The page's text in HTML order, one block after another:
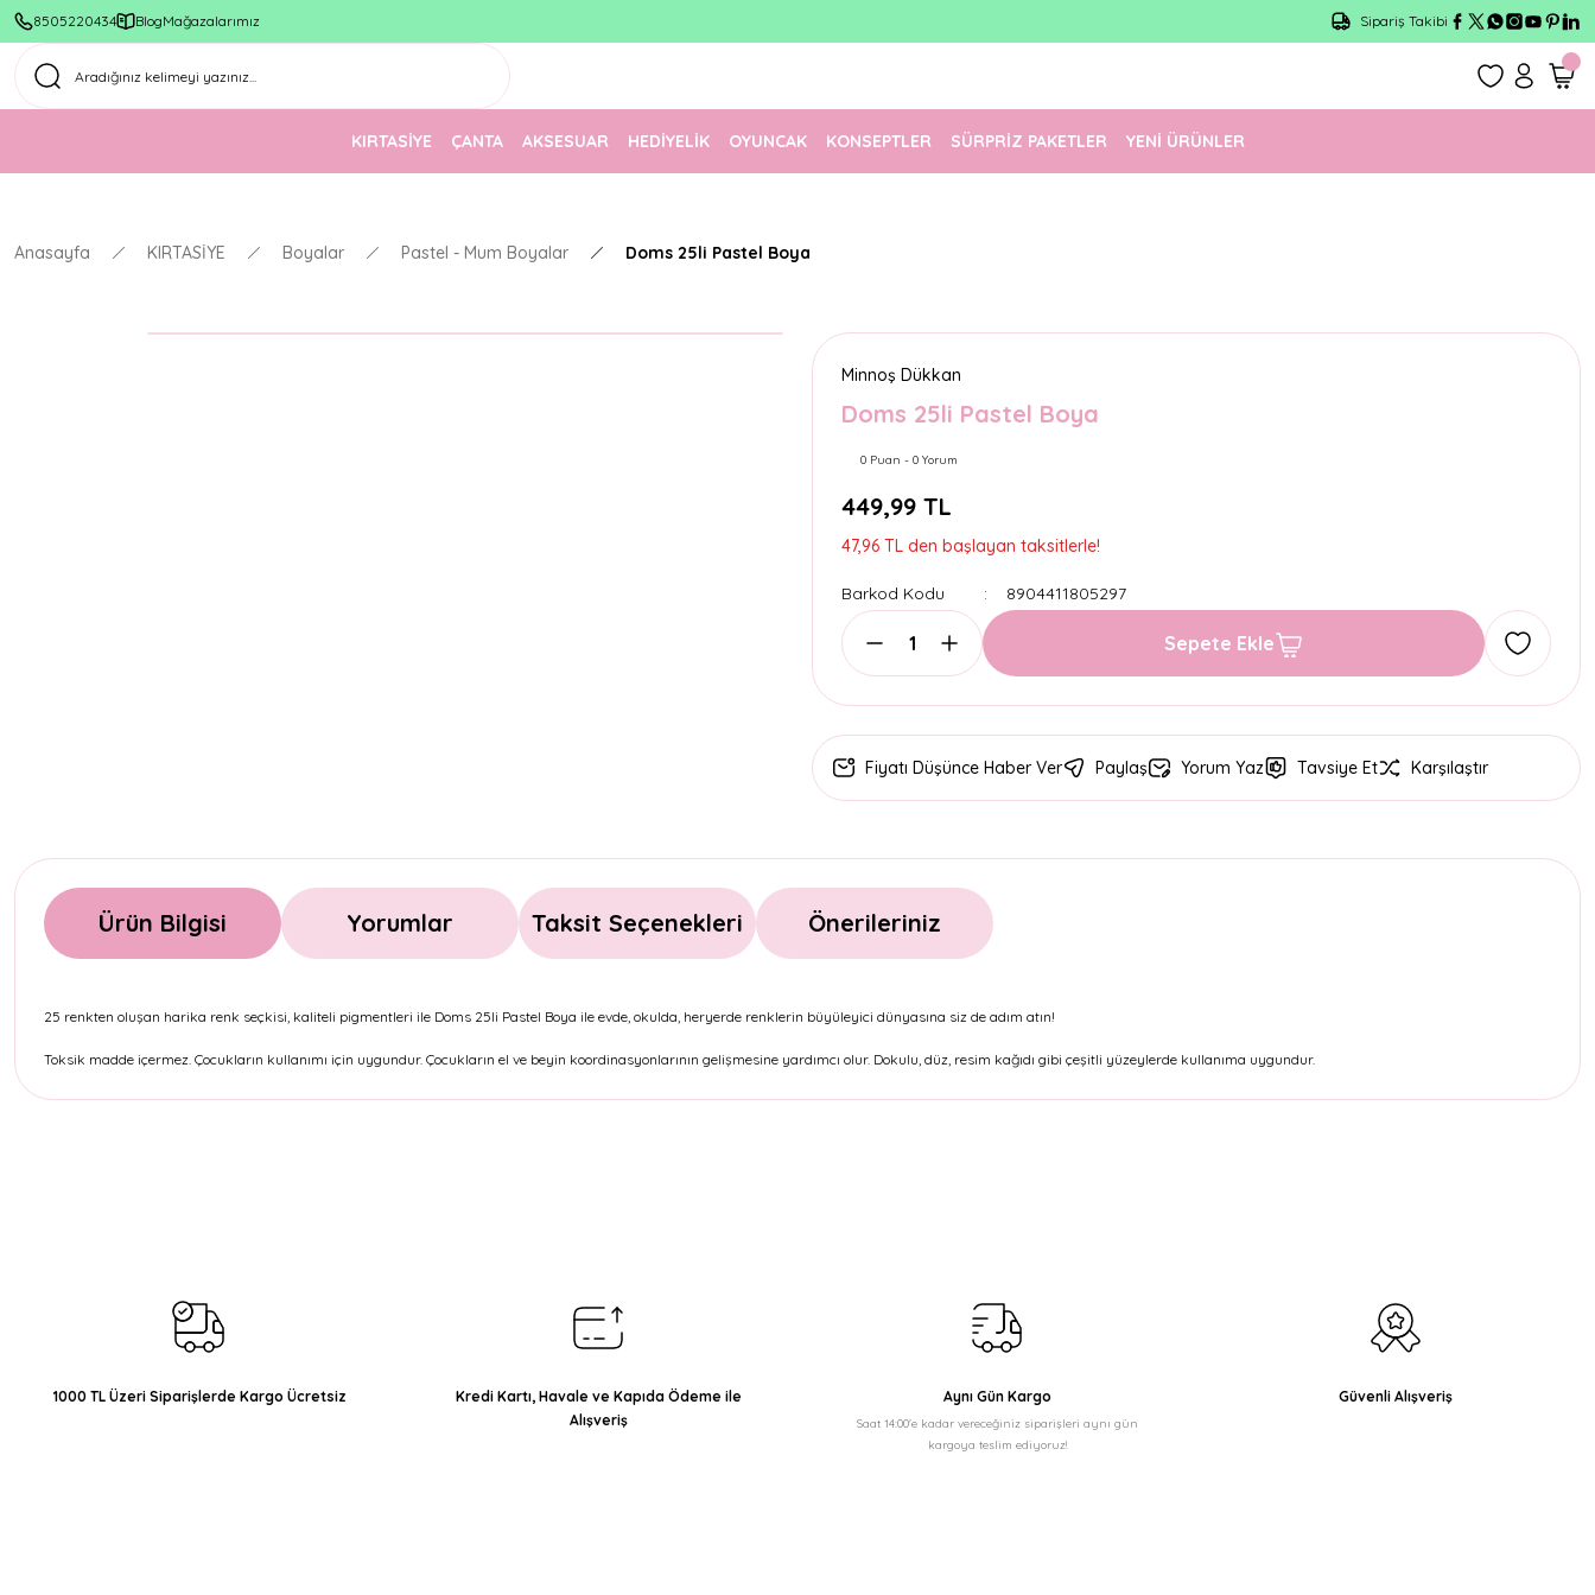
8505220434 BlogMağazalarımız
1500 TL Üzeri Ücretsiz Kargo
Sipariş Takibi
KIRTASİYE ÇANTA AKSESUAR HEDİYELİK OYUNCAK KONSEPTLER SÜRPRİZ PAKETLER YENİ ÜRÜNLER
Anasayfa KIRTASİYE Boyalar Pastel - Mum Boyalar Doms 25li Pastel Boya
Minnoş Dükkan
Doms 25li Pastel Boya
0 Puan - 0 Yorum
449,99 TL
47,96 TL den başlayan taksitlerle!
Barkod Kodu 8904411805297
Sepete Ekle
Fiyatı Düşünce Haber Ver Paylaş Yorum Yaz Tavsiye Et Karşılaştır
Ürün Bilgisi Yorumlar Taksit Seçenekleri Önerileriniz
25 renkten oluşan harika renk seçkisi, kaliteli pigmentleri ile Doms 25li Pastel Boya ile evde, okulda, heryerde renklerin büyüleyici dünyasına siz de adım atın!
Toksik madde içermez. Çocukların kullanımı için uygundur. Çocukların el ve beyin koordinasyonlarının gelişmesine yardımcı olur. Dokulu, düz, resim kağıdı gibi çeşitli yüzeylerde kullanıma uygundur.
Ürün fiyatı diğer sitelerden daha pahalı.
Bu ürüne benzer farklı alternatifler olmalı.
1000 TL Üzeri Siparişlerde Kargo Ücretsiz
Kredi Kartı, Havale ve Kapıda Ödeme ile
Alışveriş
Aynı Gün Kargo
Saat 14:00'e kadar vereceğiniz siparişleri aynı gün
kargoya teslim ediyoruz!
Güvenli Alışveriş